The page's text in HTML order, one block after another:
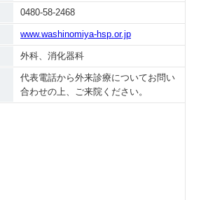
0480-58-2468
www.washinomiya-hsp.or.jp
外科、消化器科
代表電話から外来診療についてお問い
合わせの上、ご来院ください。